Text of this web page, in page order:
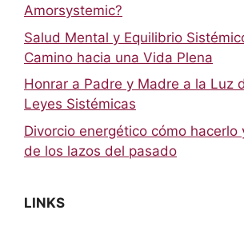
Amorsystemic?
Salud Mental y Equilibrio
Camino hacia una Vida Plena
Honrar a Padre y Madre a la Luz
Leyes Sistémicas
Divorcio energético cómo hacerlo
de los lazos del pasado
LINKS